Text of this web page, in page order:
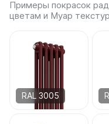
Примеры покрасок
цветам и Муар
RAL 3005